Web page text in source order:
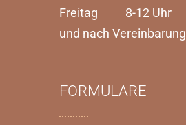
Freitag 8-12 Uhr
und nach Vereinbarung
FORMULARE